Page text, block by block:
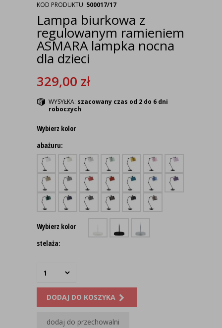
KOD PRODUKTU: 500017/17
Lampa biurkowa z
regulowanym ramieniem
ASMARA lampka nocna
dla dzieci
329,00 zł
WYSYŁKA: szacowany czas od 2 do 6 dni
roboczych
Wybierz kolor
abażuru:
Wybierz kolor
stelaża:
DODAJ DO KOSZYKA
dodaj do przechowalni